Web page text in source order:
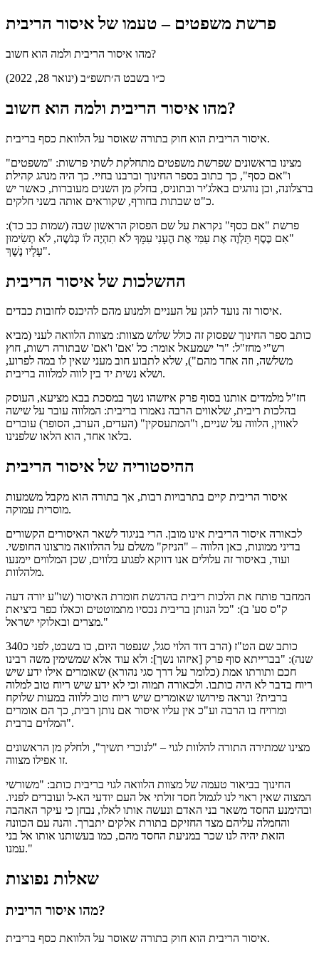
פרשת משפטים – טעמו של איסור הריבית
מהו איסור הריבית ולמה הוא חשוב?
כ״ו בשבט ה׳תשפ״ב (ינואר 28, 2022)
מהו איסור הריבית ולמה הוא חשוב?
איסור הריבית הוא חוק בתורה שאוסר על הלוואת כסף בריבית.
מצינו בראשונים שפרשת משפטים מתחלקת לשתי פרשות: "משפטים"
ו"אם כסף", כך כתוב בספר החינוך וברבנו בחיי. כך היה מנהג קהילת
ברצלונה, וכן נוהגים באלג'יר ובתוניס, בחלק מן השנים מעוברות, כאשר יש
כ"ט שבתות בחורף, שקוראים אותה בשני חלקים.
פרשת "אם כסף" נקראת על שם הפסוק הראשון שבה (שמות כב כד):
"אִם כֶּסֶף תַּלְוֶה אֶת עַמִּי אֶת הֶעָנִי עִמָּךְ לֹא תִהְיֶה לוֹ כְּנֹשֶׁה, לֹא תְשִׂימוּן
עָלָיו נֶשֶׁךְ".
ההשלכות של איסור הריבית
איסור זה נועד להגן על העניים ולמנוע מהם להיכנס לחובות כבדים.
כותב ספר החינוך שפסוק זה כולל שלוש מצוות: מצוות הלוואה לעני (מביא
רש"י מחז"ל: "ר' ישמעאל אומר: כל 'אם' ו'אם' שבתורה רשות, חוץ
משלשה, וזה אחד מהם"), שלא לתבוע חוב מעני שאין לו במה לפרוע,
ושלא נשית יד בין לווה למלווה בריבית.
חז"ל מלמדים אותנו בסוף פרק איזשהו נשך במסכת בבא מציעא, העוסק
בהלכות ריבית, שלאווים הרבה נאמרו בריבית: המלווה עובר על שישה
לאווין, הלווה על שניים, ו"המתעסקין" (העדים, הערב, הסופר) עוברים
בלאו אחד, הוא הלאו שלפנינו.
ההיסטוריה של איסור הריבית
איסור הריבית קיים בתרבויות רבות, אך בתורה הוא מקבל משמעות
מוסרית עמוקה.
לכאורה איסור הריבית אינו מובן. הרי בניגוד לשאר האיסורים הקשורים
בדיני ממונות, כאן הלווה – "הניזק" משלם על ההלוואה מרצונו החופשי.
ועוד, באיסור זה עלולים אנו דווקא לפגוע בלווים, שכן המלווים יימנעו
מלהלוות.
המחבר פותח את הלכות ריבית בהדגשת חומרת האיסור (שו"ע יורה דעה
ק"ס סע' ב): "כל הנותן בריבית נכסיו מתמוטטים וכאלו כפר ביציאת
מצרים ובאלוקי ישראל."
כותב שם הט"ז (הרב דוד הלוי סגל, שנפטר היום, כו בשבט, לפני כ340
שנה): "בברייתא סוף פרק [איזהו נשך]: ולא עוד אלא שמשימין משה רבינו
חכם ותורתו אמת (כלומר על דרך סגי נהורא) שאומרים אילו ידע שיש
ריוח בדבר לא היה כותבו. ולכאורה תמוה וכי לא ידע שיש ריוח טוב למלוה
ברבית? ונראה פירושו שאומרים שיש ריוח טוב ללווה במעות שלוקח
ומרויח בו הרבה וע"כ אין עליו איסור אם נותן רבית, כך הם אומרים
המלוים ברבית".
מצינו שמתירה התורה להלוות לגוי – "לנוכרי תשיך", ולחלק מן הראשונים
זו אפילו מצווה.
החינוך בביאור טעמה של מצוות הלוואה לגוי בריבית כותב: "משורשי
המצוה שאין ראוי לנו לגמול חסד זולתי אל העם יודעי הא-ל ועובדים לפניו.
ובהימנע החסד משאר בני האדם ונעשה אותו לאלו, נבחן כי עיקר האהבה
והחמלה עליהם מצד החזיקם בתורת אלקים יתברך. והנה עם הכוונה
הזאת יהיה לנו שכר במניעת החסד מהם, כמו בעשותנו אותו אל בני
עמנו."
שאלות נפוצות
מהו איסור הריבית?
איסור הריבית הוא חוק בתורה שאוסר על הלוואת כסף בריבית.